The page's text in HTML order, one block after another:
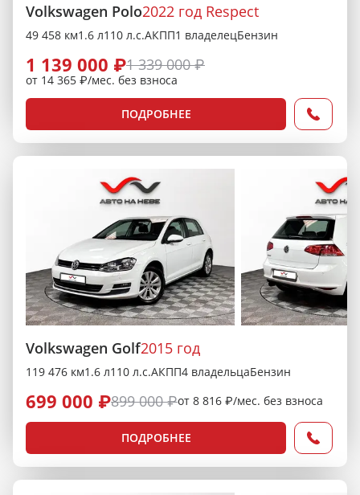
Volkswagen Polo2022 год Respect
49 458 км1.6 л110 л.с.АКПП1 владелецБензин
1 139 000 ₽1 339 000 ₽
от 14 365 ₽/мес. без взноса
ПОДРОБНЕЕ
Volkswagen Golf2015 год
119 476 км1.6 л110 л.с.АКПП4 владельцаБензин
699 000 ₽899 000 ₽от 8 816 ₽/мес. без взноса
ПОДРОБНЕЕ